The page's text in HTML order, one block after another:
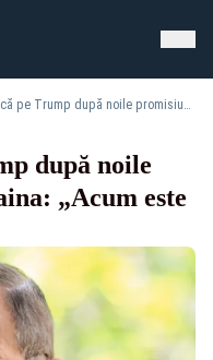
Lavrov îl atacă pe Trump după noile promisiuni pentru Ucraina: „Acum este războiul lui”
după noile
„Acum este